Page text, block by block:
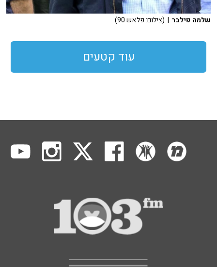
שלמה פילבר | (צילום: פלאש 90)
עוד קטעים